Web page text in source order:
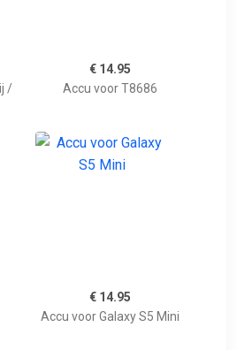
/
€ 14.95
Accu voor T8686
€ 14.95
Accu voor Galaxy S5 Mini